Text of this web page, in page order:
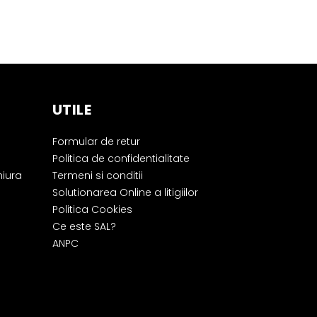
UTILE
Formular de retur
Politica de confidentialitate
Termeni si conditii
Solutionarea Online a litigiilor
Politica Cookies
Ce este SAL?
ANPC